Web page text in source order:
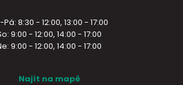
8:30 - 12:00, 13:00 - 17:00
9:00 - 12:00, 14:00 - 17:00
9:00 - 12:00, 14:00 - 17:00
Najít na mapě